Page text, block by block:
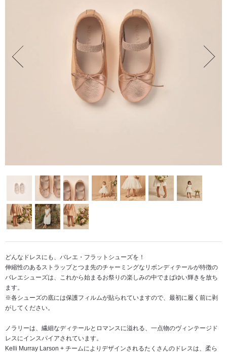
どんなドレスにも、バレエ・フラットシューズを！
伸縮性のあるストラップとつま先のチャーミングなリボンディテールが特徴の
バレエシューズは、これから始まるお祭りの楽しみの中でまばゆい輝きを放ち
ます。
※各シューズの底には保護フィルムが貼られていますので、最初に履く前に剥
がしてください。
ノラリーは、繊細なディテールとロマンスに溢れる、一点物のヴィンテージド
レスにインスパイアされています。
Kelli Murray Larson + チームによりデザインされるたくさんのドレスは、柔ら